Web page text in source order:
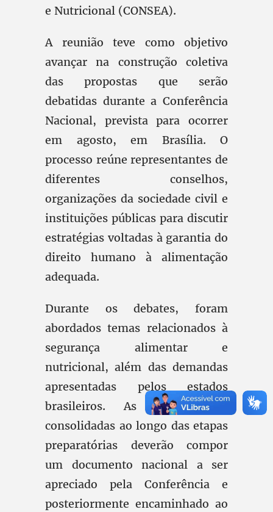
e Nutricional (CONSEA).
A reunião teve como objetivo
avançar na construção coletiva
das propostas que serão
debatidas durante a Conferência
Nacional, prevista para ocorrer
em agosto, em Brasília. O
processo reúne representantes de
diferentes conselhos,
organizações da sociedade civil e
instituições públicas para discutir
estratégias voltadas à garantia do
direito humano à alimentação
adequada.
Durante os debates, foram
abordados temas relacionados à
segurança alimentar e
nutricional, além das demandas
apresentadas pelos estados
brasileiros. As contribuições
consolidadas ao longo das etapas
preparatórias deverão compor
um documento nacional a ser
apreciado pela Conferência e
posteriormente encaminhado ao